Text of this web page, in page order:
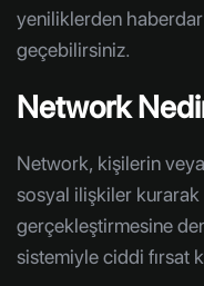
yeniliklerden
geçebilirsiniz.
Network
Network, kişilerin
sosyal ilişkiler kurarak
gerçekleştirmesine
sistemiyle ciddi fırsat